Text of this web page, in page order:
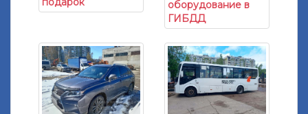
оборудование в
ГИБДД